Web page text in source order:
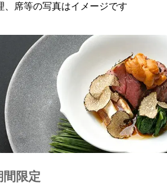
、席等の写真はイメージです
間限定